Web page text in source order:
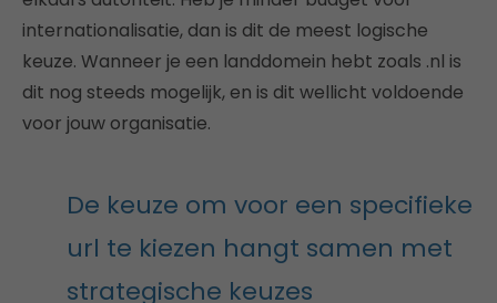
internationalisatie, dan is dit de meest logische
keuze. Wanneer je een landdomein hebt zoals .nl is
dit nog steeds mogelijk, en is dit wellicht voldoende
voor jouw organisatie.
De keuze om voor een specifieke
url te kiezen hangt samen met
strategische keuzes